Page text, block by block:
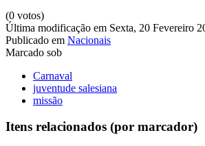
(0 votos)
Última modificação em Sexta, 20 Fevereiro
Publicado em Nacionais
Marcado sob
Carnaval
juventude salesiana
missão
Itens relacionados (por marcador)